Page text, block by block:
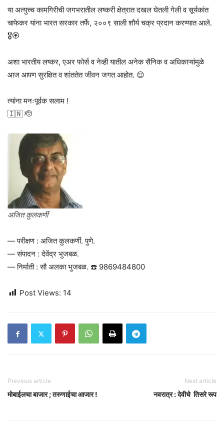
या अत्युच्च कामगिरीची जगभरातील लष्करी क्षेत्रात दखल घेतली गेली व सूर्यकांत
चाफेकर यांना भारत सरकार तर्फे, २००९ साली शौर्य चक्र प्रदान करण्यात आले.
🎖️🏵️
अशा भारतीय लष्कर, एअर फोर्स व नेव्ही यातील अनेक सैनिक व अधिकाऱ्यांमुळे
आज आपण सुरक्षित व शांततेत जीवन जगत आहोत. 😌
त्यांना मनःपूर्वक सलाम !
🇮🇳 🫡
अजित कुलकर्णी
— परीक्षण : अजित कुलकर्णी. पुणे.
— संपादन : देवेंद्र भुजबळ.
— निर्माती : सौ अलका भुजबळ. ☎️ 9869484800
Post Views: 14
Previous article
मोबाईलचा बाजार ; तरुणाईचा आजार !
Next article
नवरात्र : देवीचे तिसरे रूप